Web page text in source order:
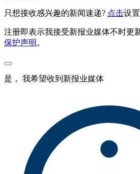
只想接收感兴趣的新闻速递? 点击设
注册即表示我接受新报业媒体不时更
保护声明 。
是， 我希望收到新报业媒体